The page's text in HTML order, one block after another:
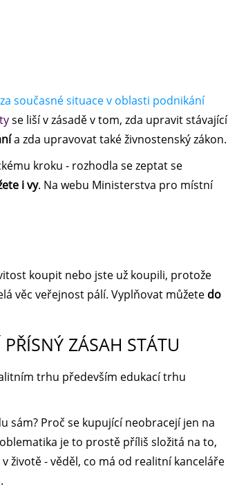
současné situace v oblasti podnikání
se liší v zásadě v tom, zda upravit stávající
a zda upravovat také živnostenský zákon.
kroku - rozhodla se zeptat se
i vy. Na webu Ministerstva pro místní
koupit nebo jste už koupili, protože
věc veřejnost pálí. Vyplňovat můžete do
ZÁSAH STÁTU
trhu především edukací trhu
Proč se kupující neobracejí jen na
je to prostě příliš složitá na to,
životě - věděl, co má od realitní kanceláře